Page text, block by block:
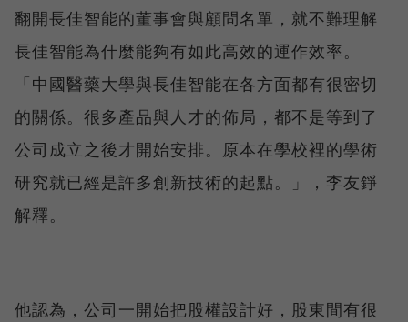
翻開長佳智能的董事會與顧問名單，就不難理解
長佳智能為什麼能夠有如此高效的運作效率。
「中國醫藥大學與長佳智能在各方面都有很密切
的關係。很多產品與人才的佈局，都不是等到了
公司成立之後才開始安排。原本在學校裡的學術
研究就已經是許多創新技術的起點。」，李友錚
解釋。
他認為，公司一開始把股權設計好，股東間有很